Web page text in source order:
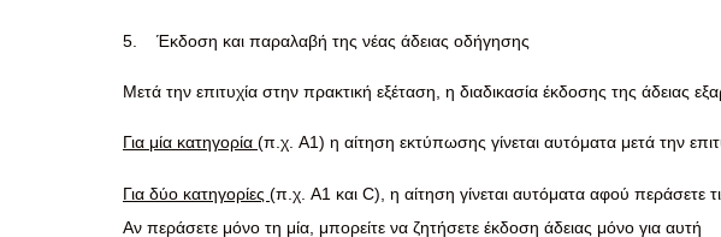
5. Έκδοση και παραλαβή της νέας άδειας οδήγησης
Μετά την επιτυχία στην πρακτική εξέταση, η διαδικασία έκδοσης της άδειας
Για μία κατηγορία (π.χ. A1) η αίτηση εκτύπωσης γίνεται αυτόματα μετά την
Για δύο κατηγορίες (π.χ. A1 και C), η αίτηση γίνεται αυτόματα αφού περάσετε
Αν περάσετε μόνο τη μία, μπορείτε να ζητήσετε έκδοση άδειας μόνο για αυτή